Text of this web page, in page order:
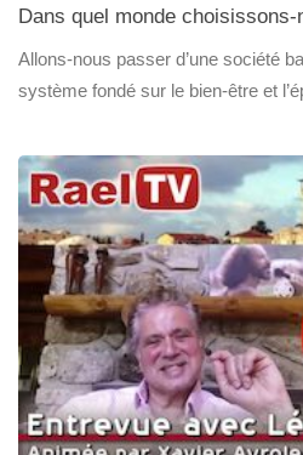
Dans quel monde
Allons-nous passer d’une société
système fondé sur le bien-être et